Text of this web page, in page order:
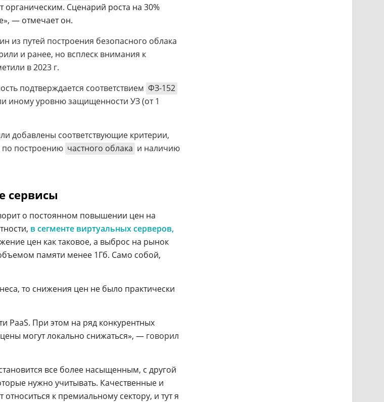
органическим. Сценарий роста на 30%
— отмечает он.
из путей построения безопасного облака
и ранее, но всплеск внимания к
в 2023 г.
подтверждается соответствием ФЗ-152
иному уровню защищенности УЗ (от 1
добавлены соответствующие критерии,
по построению частного облака и наличию
сервисы
о постоянном повышении цен на
в сегменте виртуальных серверов,
цен как таковое, а выброс на рынок
памяти менее 1Гб. Само собой,
то снижения цен не было практически
PaaS. При этом на ряд конкурентных
могут локально снижаться», — говорил
все более насыщенным, с другой
нужно учитывать. Качественные и
к премиальному сектору, и тут я